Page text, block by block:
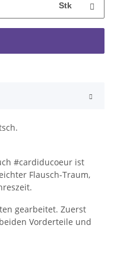
Stk
#cardiducoeur ist
Flausch-Traum,
gearbeitet. Zuerst
Vorderteile und